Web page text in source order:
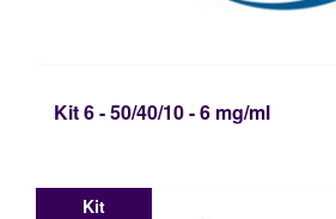
Kit 6 - 50/40/10 - 6 mg/ml
Kit